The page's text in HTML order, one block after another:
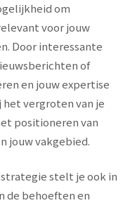
om
voor jouw
Door interessante
of
en jouw expertise
vergroten van je
positioneren van
jouw vakgebied.
stelt je ook in
de behoeften en